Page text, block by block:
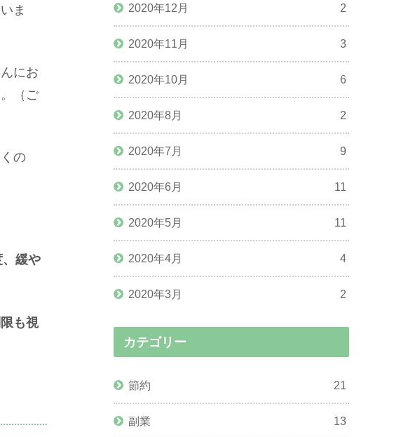
ま
にお
（ご
の
緩や
も視
2020年12月 2
2020年11月 3
2020年10月 6
2020年8月 2
2020年7月 9
2020年6月 11
2020年5月 11
2020年4月 4
2020年3月 2
カテゴリー
節約 21
副業 13